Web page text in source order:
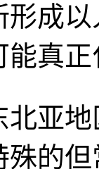
形成
能真
北亚
殊的